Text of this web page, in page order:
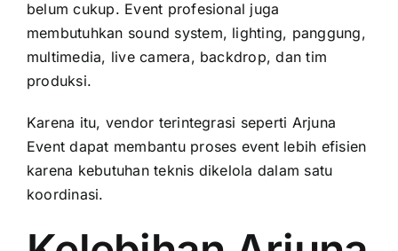
belum cukup. Event profesional juga
membutuhkan sound system, lighting, panggung,
multimedia, live camera, backdrop, dan tim
produksi.
Karena itu, vendor terintegrasi seperti Arjuna
Event dapat membantu proses event lebih efisien
karena kebutuhan teknis dikelola dalam satu
koordinasi.